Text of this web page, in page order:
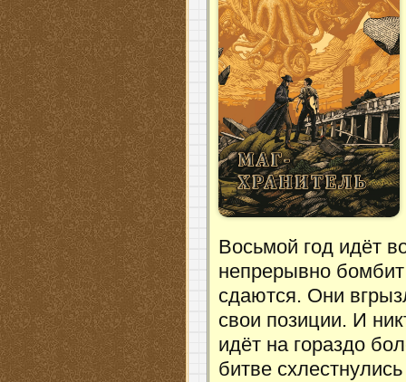
Восьмой год идёт
непрерывно
сдаются. Они
свои позиции. И
идёт на гораздо
битве